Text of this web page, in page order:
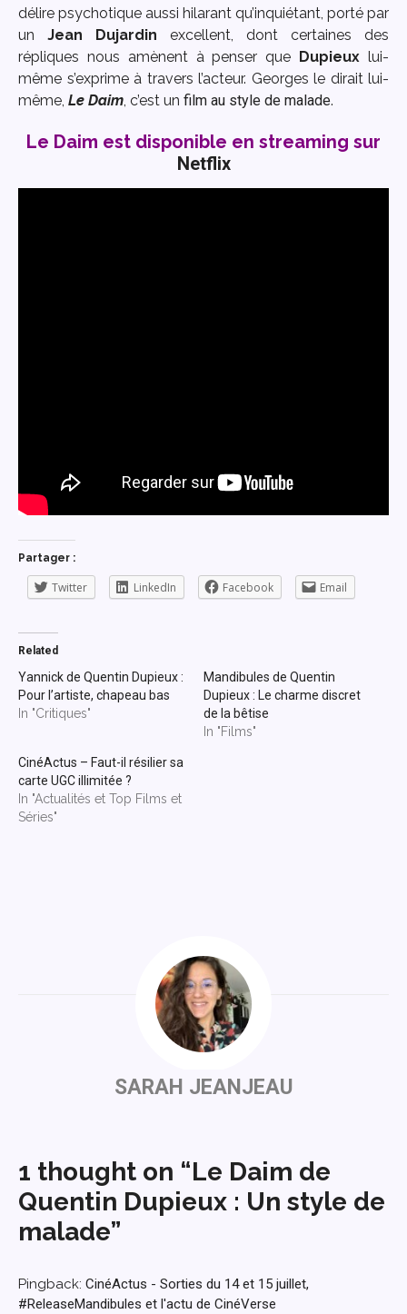
délire psychotique aussi hilarant qu’inquiétant, porté par
un Jean Dujardin excellent, dont certaines des
répliques nous amènent à penser que Dupieux lui-
même s’exprime à travers l’acteur. Georges le dirait lui-
même, Le Daim, c’est un film au style de malade.
Le Daim est disponible en streaming sur
Netflix
Partager :
Twitter LinkedIn Facebook Email
Related
Yannick de Quentin Dupieux :
Pour l’artiste, chapeau bas
In "Critiques"
Mandibules de Quentin
Dupieux : Le charme discret
de la bêtise
In "Films"
CinéActus – Faut-il résilier sa
carte UGC illimitée ?
In "Actualités et Top Films et
Séries"
SARAH JEANJEAU
1 thought on “Le Daim de
Quentin Dupieux : Un style de
malade”
Pingback: CinéActus - Sorties du 14 et 15 juillet,
#ReleaseMandibules et l'actu de CinéVerse